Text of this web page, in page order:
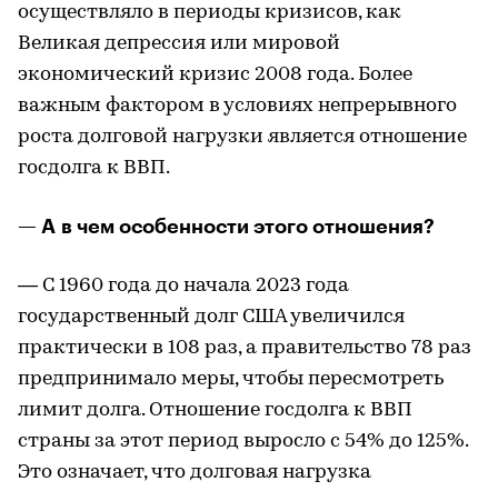
осуществляло в периоды кризисов, как
Великая депрессия или мировой
экономический кризис 2008 года. Более
важным фактором в условиях непрерывного
роста долговой нагрузки является отношение
госдолга к ВВП.
— А в чем особенности этого отношения?
— С 1960 года до начала 2023 года
государственный долг США увеличился
практически в 108 раз, а правительство 78 раз
предпринимало меры, чтобы пересмотреть
лимит долга. Отношение госдолга к ВВП
страны за этот период выросло с 54% до 125%.
Это означает, что долговая нагрузка